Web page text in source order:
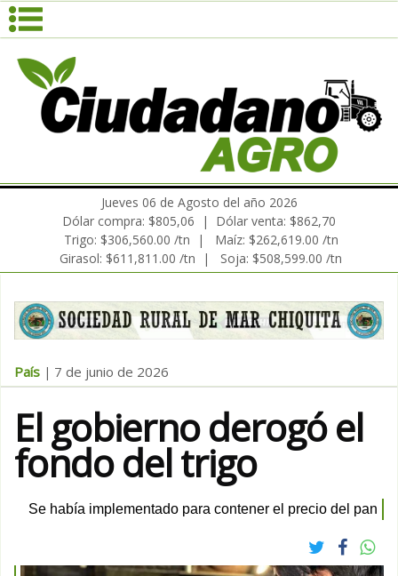
Dólar compra: $805,06 | Dólar venta: $862,70
Trigo: $306,560.00 /tn | Maíz: $262,619.00 /tn
Girasol: $611,811.00 /tn | Soja: $508,599.00 /tn
Jueves 06 de Agosto del año 2026
País | 7 de junio de 2026
El gobierno derogó el
fondo del trigo
Se había implementado para contener el precio del pan